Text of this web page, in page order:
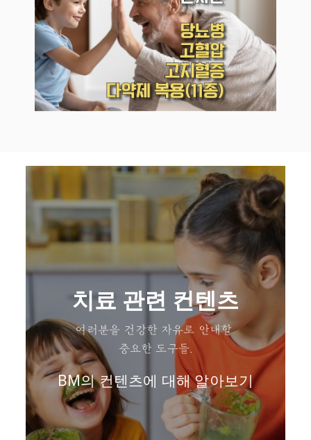
치료 관련 컨텐츠
여러분을 건강한 자유로 안내할
중요한 도구들.
BM의 컨텐츠에 대해 알아보기